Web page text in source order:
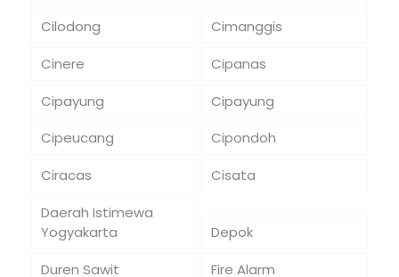
Cilodong
Cimanggis
Cinere
Cipanas
Cipayung
Cipayung
Cipeucang
Cipondoh
Ciracas
Cisata
Daerah Istimewa
Yogyakarta
Depok
Duren Sawit
Fire Alarm